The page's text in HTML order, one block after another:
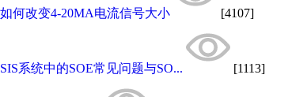
如何改变4-20MA电流信号大小 [4107]
SIS系统中的SOE常见问题与SO... [1113]